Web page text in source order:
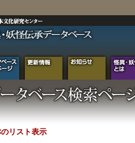
のリスト表示